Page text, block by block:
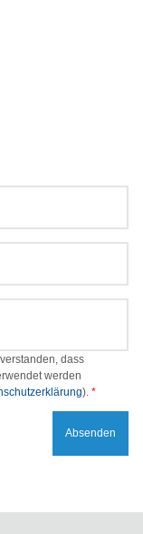
dass
werden
).
Absenden